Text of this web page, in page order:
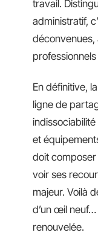
travail.
administratif,
déconvenues,
En définitive,
ligne de
et
doit
voir ses
majeur. Voilà
d’un œil neuf…
renouvelée.